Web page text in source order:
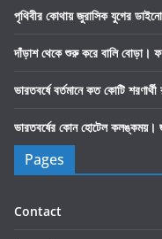
পৃথিবীর কোথায় জুরাসিক যুগের
দাঁড়াশ থেকে শুরু করে বালি বোড়া।
ভারতবর্ষে বর্তমানে কত কোটি শরণার্থী
ভারতবর্ষের কোন হোটেল কলঙ্কময়।
Pages
Contact